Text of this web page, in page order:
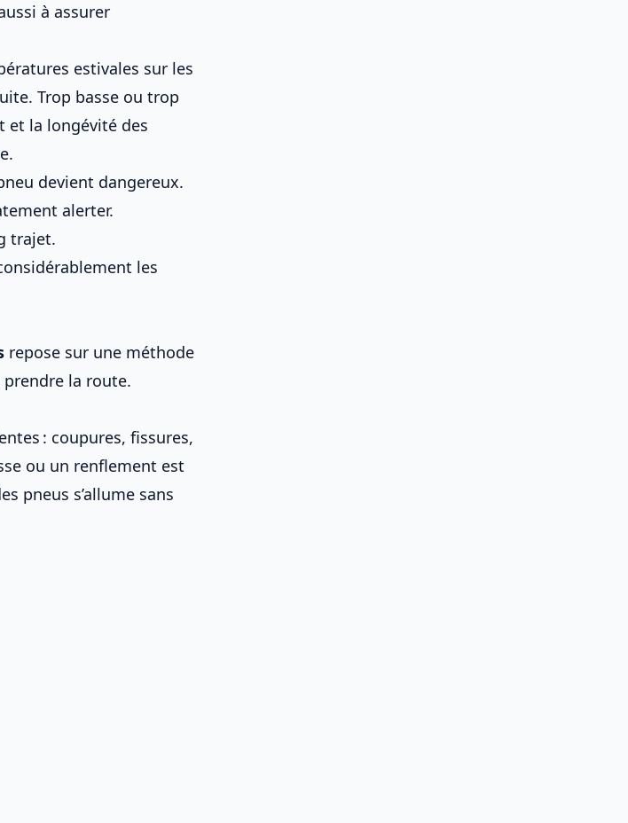
à assurer
estivales sur les
. Trop basse ou trop
et la longévité des
devient dangereux.
alerter.
trajet.
les
repose sur une méthode
la route.
: coupures, fissures,
ou un renflement est
pneus s’allume sans